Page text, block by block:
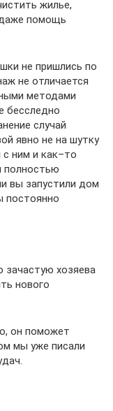
жилье,
помощь
не пришлись по
не отличается
методами
бесследно
случай
явно не на шутку
ним и как–то
полностью
вы запустили дом
постоянно
зачастую хозяева
нового
он поможет
мы уже писали